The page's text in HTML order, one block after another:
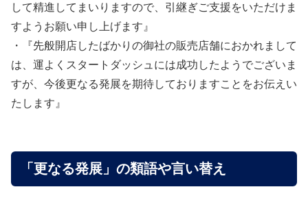
して精進してまいりますので、引継ぎご支援をいただけま
すようお願い申し上げます』
・『先般開店したばかりの御社の販売店舗におかれまして
は、運よくスタートダッシュには成功したようでございま
すが、今後更なる発展を期待しておりますことをお伝えい
たします』
「更なる発展」の類語や言い替え